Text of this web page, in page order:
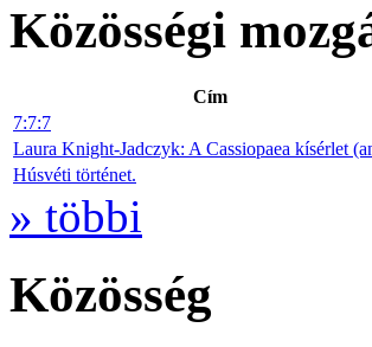
Közösségi
Cím
7:7:7
Laura Knight-Jadczyk: A Cassiopaea kísérlet
Húsvéti történet.
» többi
Közösség